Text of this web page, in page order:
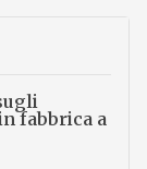
fabbrica a